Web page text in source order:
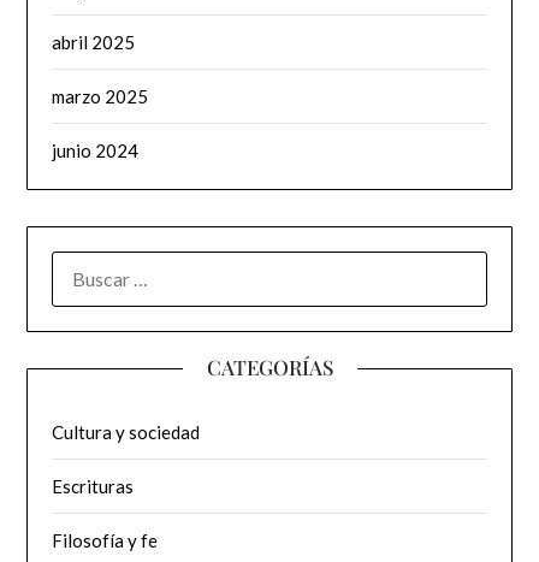
abril 2025
marzo 2025
junio 2024
CATEGORÍAS
Cultura y sociedad
Escrituras
Filosofía y fe